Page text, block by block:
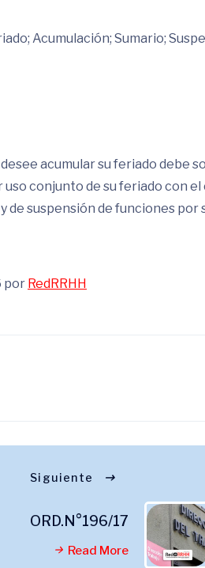
Acumulación; Sumario;
acumular su feriado debe
conjunto de su feriado con
de suspensión de funciones por
por RedRRHH
Siguiente
ORD.N°196/17
Read More